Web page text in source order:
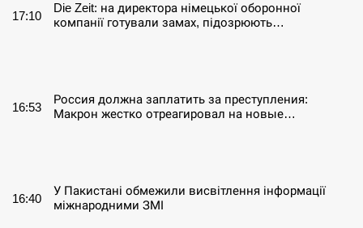
17:10
Die Zeit: на директора німецької оборонної
компанії готували замах, підозрюють…
16:53
Россия должна заплатить за преступления:
Макрон жестко отреагировал на новые…
16:40
У Пакистані обмежили висвітлення інформації
міжнародними ЗМІ